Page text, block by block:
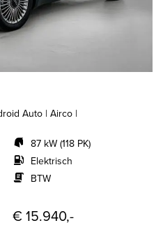
Auto | Airco |
87 kW (118 PK)
Elektrisch
BTW
€ 15.940,-